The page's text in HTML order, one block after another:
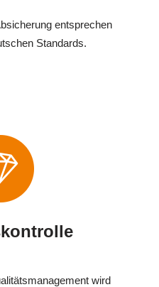
entsprechen
Standards.
wird